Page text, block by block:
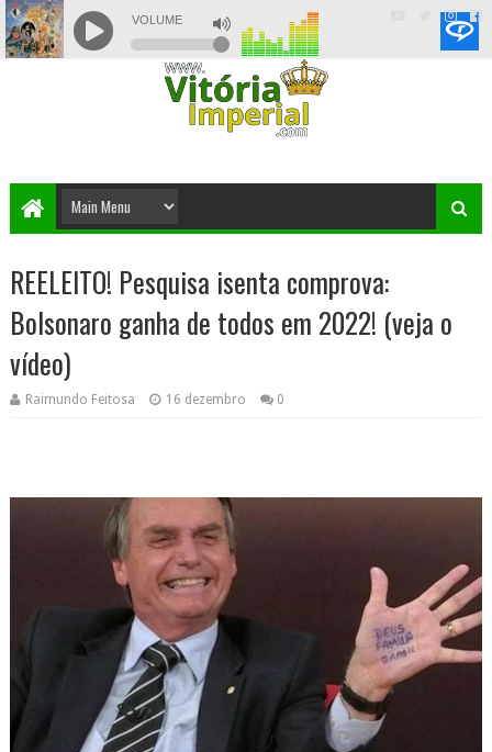
REELEITO! Pesquisa isenta comprova:
Bolsonaro ganha de todos em 2022! (veja o
vídeo)
Raimundo Feitosa 16 dezembro 0